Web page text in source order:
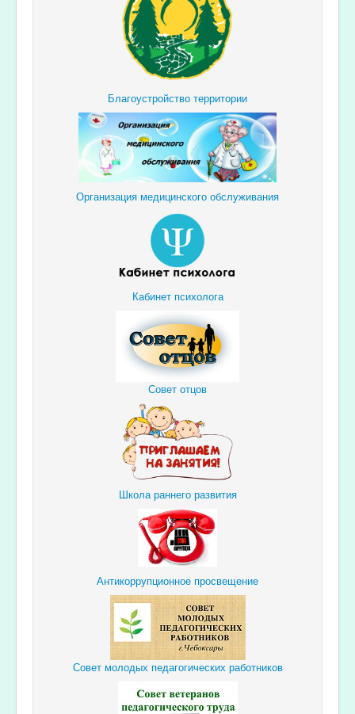
Благоустройство территории
Организация медицинского обслуживания
Кабинет психолога
Совет отцов
Школа раннего развития
Антикоррупционное просвещение
Совет молодых педагогических работников